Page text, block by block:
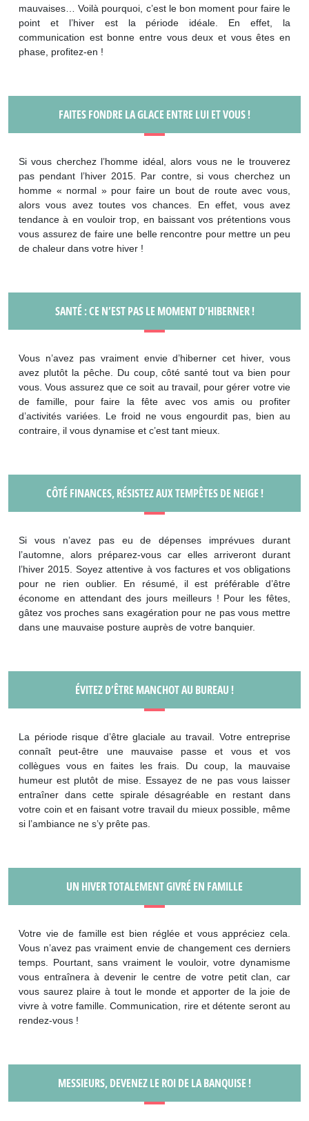
mauvaises… Voilà pourquoi, c’est le bon moment pour faire le
point et l’hiver est la période idéale. En effet, la
communication est bonne entre vous deux et vous êtes en
phase, profitez-en !
FAITES FONDRE LA GLACE ENTRE LUI ET VOUS !
Si vous cherchez l’homme idéal, alors vous ne le trouverez
pas pendant l’hiver 2015. Par contre, si vous cherchez un
homme « normal » pour faire un bout de route avec vous,
alors vous avez toutes vos chances. En effet, vous avez
tendance à en vouloir trop, en baissant vos prétentions vous
vous assurez de faire une belle rencontre pour mettre un peu
de chaleur dans votre hiver !
SANTÉ : CE N’EST PAS LE MOMENT D’HIBERNER !
Vous n’avez pas vraiment envie d’hiberner cet hiver, vous
avez plutôt la pêche. Du coup, côté santé tout va bien pour
vous. Vous assurez que ce soit au travail, pour gérer votre vie
de famille, pour faire la fête avec vos amis ou profiter
d’activités variées. Le froid ne vous engourdit pas, bien au
contraire, il vous dynamise et c’est tant mieux.
CÔTÉ FINANCES, RÉSISTEZ AUX TEMPÊTES DE NEIGE !
Si vous n’avez pas eu de dépenses imprévues durant
l’automne, alors préparez-vous car elles arriveront durant
l’hiver 2015. Soyez attentive à vos factures et vos obligations
pour ne rien oublier. En résumé, il est préférable d’être
économe en attendant des jours meilleurs ! Pour les fêtes,
gâtez vos proches sans exagération pour ne pas vous mettre
dans une mauvaise posture auprès de votre banquier.
ÉVITEZ D’ÊTRE MANCHOT AU BUREAU !
La période risque d’être glaciale au travail. Votre entreprise
connaît peut-être une mauvaise passe et vous et vos
collègues vous en faites les frais. Du coup, la mauvaise
humeur est plutôt de mise. Essayez de ne pas vous laisser
entraîner dans cette spirale désagréable en restant dans
votre coin et en faisant votre travail du mieux possible, même
si l’ambiance ne s’y prête pas.
UN HIVER TOTALEMENT GIVRÉ EN FAMILLE
Votre vie de famille est bien réglée et vous appréciez cela.
Vous n’avez pas vraiment envie de changement ces derniers
temps. Pourtant, sans vraiment le vouloir, votre dynamisme
vous entraînera à devenir le centre de votre petit clan, car
vous saurez plaire à tout le monde et apporter de la joie de
vivre à votre famille. Communication, rire et détente seront au
rendez-vous !
MESSIEURS, DEVENEZ LE ROI DE LA BANQUISE !